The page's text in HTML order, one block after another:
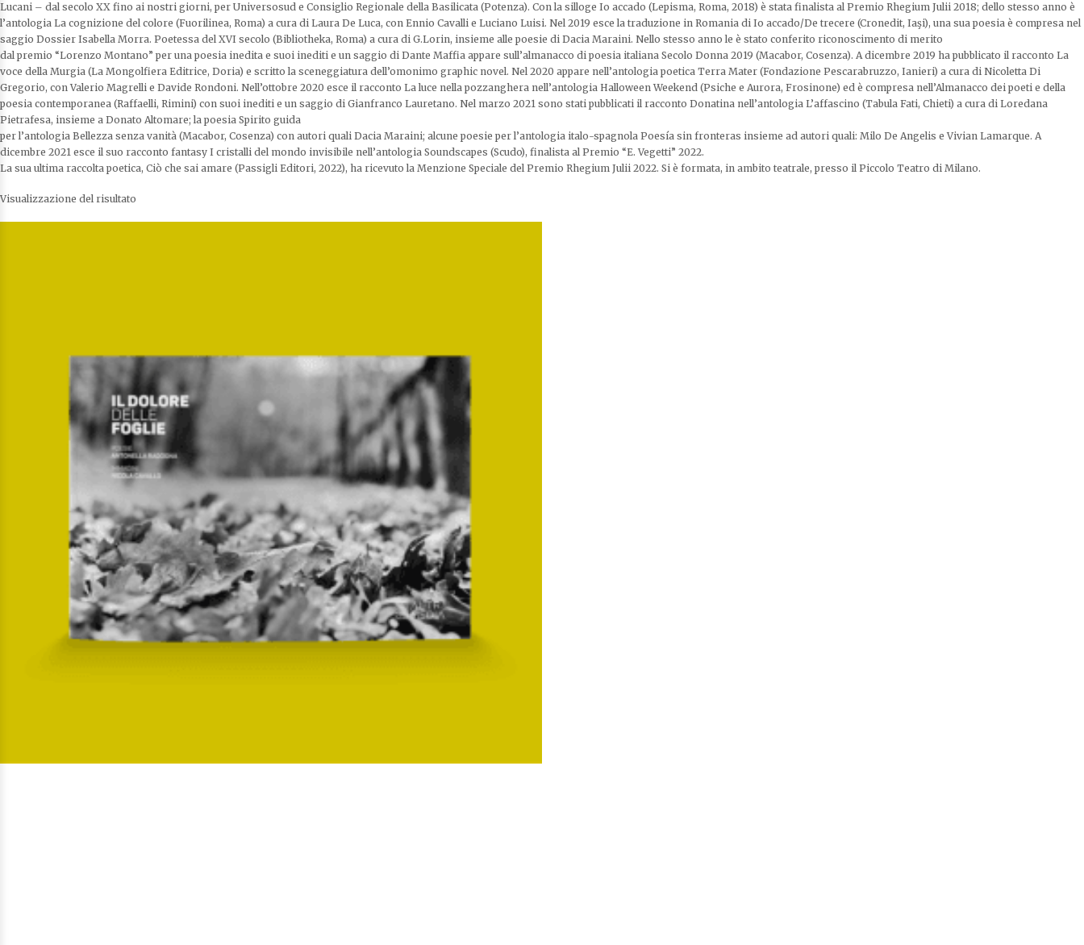
Lucani – dal secolo XX fino ai nostri giorni, per Universosud e Consiglio Regionale della Basilicata (Potenza). Con la silloge Io accado (Lepisma, Roma, 2018) è stata finalista al Premio Rhegium Julii 2018; dello stesso anno è
l’antologia La cognizione del colore (Fuorilinea, Roma) a cura di Laura De Luca, con Ennio Cavalli e Luciano Luisi. Nel 2019 esce la traduzione in Romania di Io accado/De trecere (Cronedit, Iaşi), una sua poesia è compresa nel
saggio Dossier Isabella Morra. Poetessa del XVI secolo (Bibliotheka, Roma) a cura di G.Lorin, insieme alle poesie di Dacia Maraini. Nello stesso anno le è stato conferito riconoscimento di merito
dal premio “Lorenzo Montano” per una poesia inedita e suoi inediti e un saggio di Dante Maffia appare sull’almanacco di poesia italiana Secolo Donna 2019 (Macabor, Cosenza). A dicembre 2019 ha pubblicato il racconto La
voce della Murgia (La Mongolfiera Editrice, Doria) e scritto la sceneggiatura dell’omonimo graphic novel. Nel 2020 appare nell’antologia poetica Terra Mater (Fondazione Pescarabruzzo, Ianieri) a cura di Nicoletta Di
Gregorio, con Valerio Magrelli e Davide Rondoni. Nell’ottobre 2020 esce il racconto La luce nella pozzanghera nell’antologia Halloween Weekend (Psiche e Aurora, Frosinone) ed è compresa nell’Almanacco dei poeti e della
poesia contemporanea (Raffaelli, Rimini) con suoi inediti e un saggio di Gianfranco Lauretano. Nel marzo 2021 sono stati pubblicati il racconto Donatina nell’antologia L’affascino (Tabula Fati, Chieti) a cura di Loredana
Pietrafesa, insieme a Donato Altomare; la poesia Spirito guida
per l’antologia Bellezza senza vanità (Macabor, Cosenza) con autori quali Dacia Maraini; alcune poesie per l’antologia italo-spagnola Poesía sin fronteras insieme ad autori quali: Milo De Angelis e Vivian Lamarque. A
dicembre 2021 esce il suo racconto fantasy I cristalli del mondo invisibile nell’antologia Soundscapes (Scudo), finalista al Premio “E. Vegetti” 2022.
La sua ultima raccolta poetica, Ciò che sai amare (Passigli Editori, 2022), ha ricevuto la Menzione Speciale del Premio Rhegium Julii 2022. Si è formata, in ambito teatrale, presso il Piccolo Teatro di Milano.
Visualizzazione del risultato